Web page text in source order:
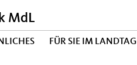
MdL
FÜR SIE IM LANDTAG